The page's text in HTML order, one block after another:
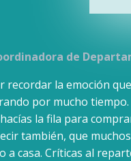
de
recordar la emoción
por mucho
la fila para
también, que
a casa. Críticas al